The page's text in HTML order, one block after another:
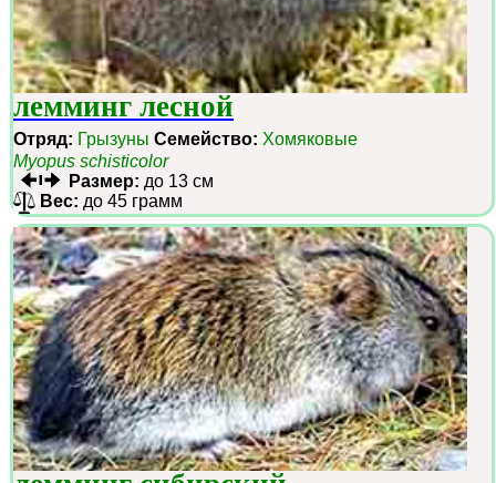
лемминг лесной
Отряд: Грызуны Семейство: Хомяковые
Myopus schisticolor
Размер: до 13 см
Вес: до 45 грамм